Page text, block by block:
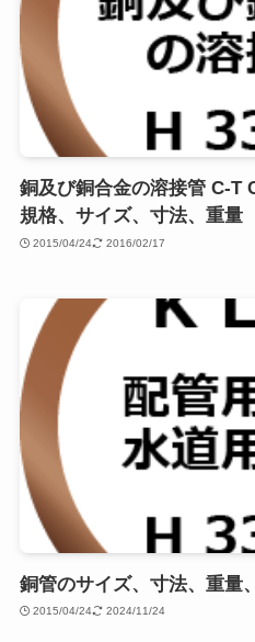
銅及び銅合金の溶接管 C-T
規格、サイズ、寸法、重量
2015/04/24 2016/02/17
銅管のサイズ、寸法、重量
2015/04/24 2024/11/24